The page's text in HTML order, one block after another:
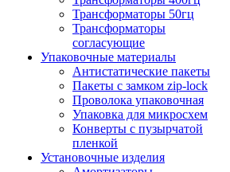
Трансформаторы 50гц
Трансформаторы
согласующие
Упаковочные материалы
Антистатические пакеты
Пакеты с замком zip-lock
Проволока упаковочная
Упаковка для микросхем
Конверты с пузырчатой
пленкой
Установочные изделия